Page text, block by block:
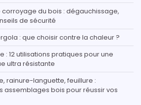
du bois : dégauchissage,
de sécurité
: que choisir contre la chaleur ?
: 12 utilisations pratiques pour une
ultra résistante
rainure-languette, feuillure :
assemblages bois pour réussir vos